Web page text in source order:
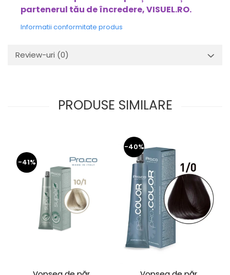
partenerul tău de încredere, VISUEL.RO.
Informatii conformitate produs
Review-uri (0)
PRODUSE SIMILARE
-41%
-40%